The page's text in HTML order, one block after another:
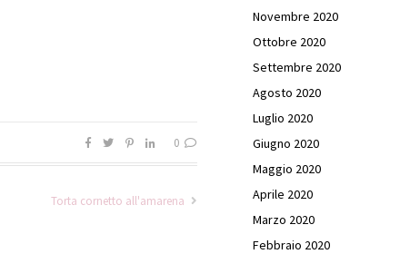
0
Torta cornetto all'amarena
Novembre 2020
Ottobre 2020
Settembre 2020
Agosto 2020
Luglio 2020
Giugno 2020
Maggio 2020
Aprile 2020
Marzo 2020
Febbraio 2020